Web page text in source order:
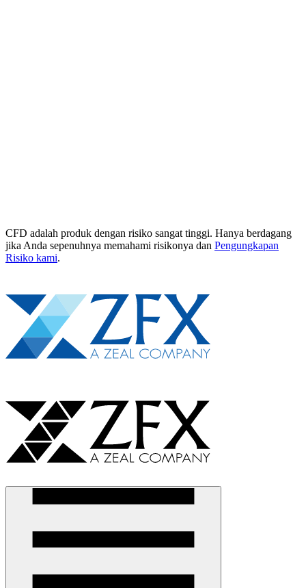
CFD adalah produk dengan risiko sangat tinggi. Hanya berdagang
jika Anda sepenuhnya memahami risikonya dan Pengungkapan
Risiko kami.